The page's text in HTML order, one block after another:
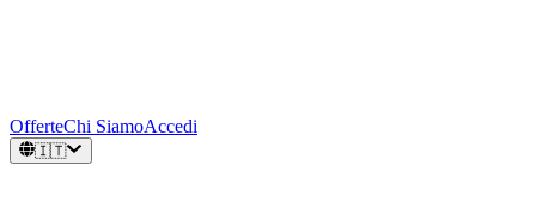
OfferteChi SiamoAccedi
🇮🇹